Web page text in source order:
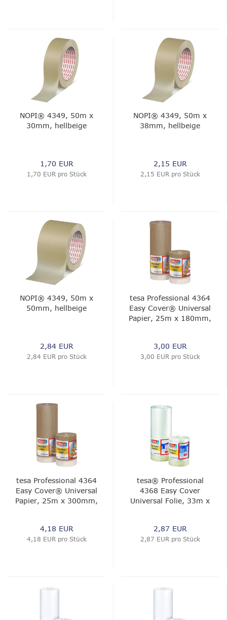
NOPI® 4349, 50m x
30mm, hellbeige
1,70 EUR
1,70 EUR pro Stück
NOPI® 4349, 50m x
38mm, hellbeige
2,15 EUR
2,15 EUR pro Stück
NOPI® 4349, 50m x
50mm, hellbeige
2,84 EUR
2,84 EUR pro Stück
tesa Professional 4364
Easy Cover® Universal
Papier, 25m x 180mm,
3,00 EUR
3,00 EUR pro Stück
tesa Professional 4364
Easy Cover® Universal
Papier, 25m x 300mm,
4,18 EUR
4,18 EUR pro Stück
tesa® Professional
4368 Easy Cover
Universal Folie, 33m x
2,87 EUR
2,87 EUR pro Stück